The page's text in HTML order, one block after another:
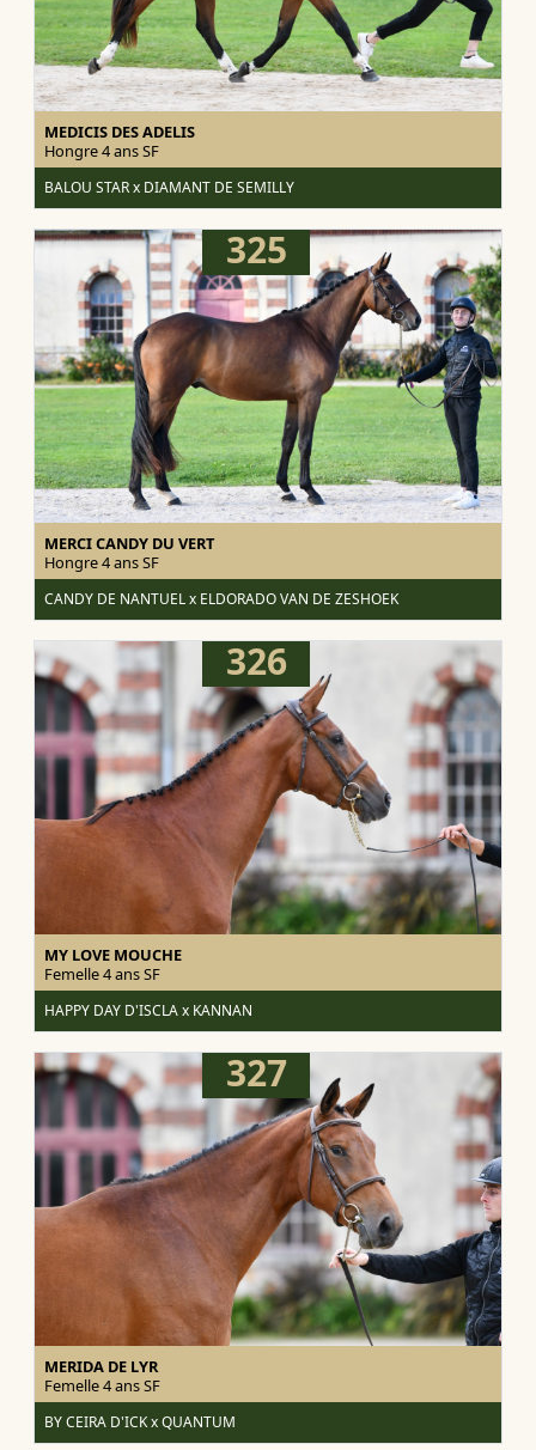
MEDICIS DES ADELIS
Hongre 4 ansSF
BALOU STAR x DIAMANT DE SEMILLY
325
MERCI CANDY DU VERT
Hongre 4 ansSF
CANDY DE NANTUEL x ELDORADO VAN DE ZESHOEK
326
MY LOVE MOUCHE
Femelle 4 ansSF
HAPPY DAY D'ISCLA x KANNAN
327
MERIDA DE LYR
Femelle 4 ansSF
BY CEIRA D'ICK x QUANTUM